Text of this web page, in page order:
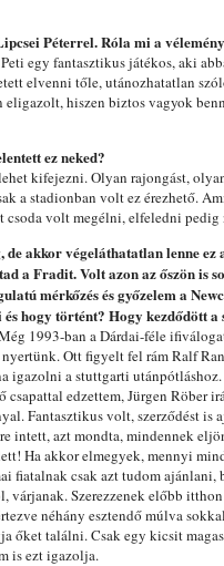
Péterrel. Róla mi a
egy fantasztikus játékos, aki
elvenni tőle, utánozhatatlan
hiszen biztos vagyok
ez neked?
kifejezni. Olyan rajongást,
a stadionban volt ez érezhető.
volt megélni, elfeledni pedig
akkor végeláthatatlan lenne
a Fradit. Volt azon az őszön is
mérkőzés és győzelem a
hogy történt? Hogy kezdődött
1993-ban a Dárdai-féle
Ott figyelt fel rám Ralf
igazolni a stuttgarti
csapattal edzettem, Jürgen Röber
Fantasztikus volt, szerződést
intett, azt mondta, mindennek
Ha akkor elmegyek, mennyi
fiatalnak csak azt tudom
Szerezzenek előbb
néhány esztendő múlva
őket találni. Csak egy kicsit
is ezt igazolja.